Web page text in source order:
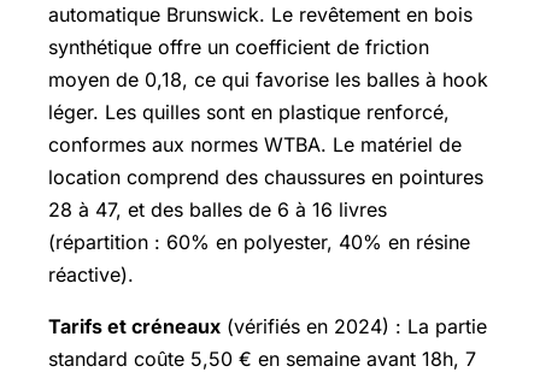
automatique Brunswick. Le revêtement en bois
synthétique offre un coefficient de friction
moyen de 0,18, ce qui favorise les balles à hook
léger. Les quilles sont en plastique renforcé,
conformes aux normes WTBA. Le matériel de
location comprend des chaussures en pointures
28 à 47, et des balles de 6 à 16 livres
(répartition : 60% en polyester, 40% en résine
réactive).
Tarifs et créneaux (vérifiés en 2024) : La partie
standard coûte 5,50 € en semaine avant 18h, 7